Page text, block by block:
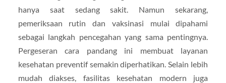
hanya saat sedang sakit. Namun sekarang,
pemeriksaan rutin dan vaksinasi mulai dipahami
sebagai langkah pencegahan yang sama pentingnya.
Pergeseran cara pandang ini membuat layanan
kesehatan preventif semakin diperhatikan. Selain lebih
mudah diakses, fasilitas kesehatan modern juga